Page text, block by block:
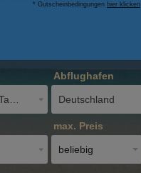
* Gutscheinbedingungen hier klicken
01.09.2026 - 15.09.2026 / 7 Tage
Abflughafen
Deutschland
max. Preis
beliebig